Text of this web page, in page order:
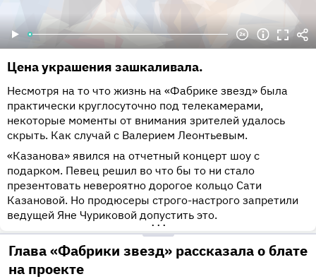
Цена украшения зашкаливала.
Несмотря на то что жизнь на «Фабрике звезд» была
практически круглосуточно под телекамерами,
некоторые моменты от внимания зрителей удалось
скрыть. Как случай с Валерием Леонтьевым.
«Казанова» явился на отчетный концерт шоу с
подарком. Певец решил во что бы то ни стало
презентовать невероятно дорогое кольцо Сати
Казановой. Но продюсеры строго-настрого запретили
ведущей Яне Чуриковой допустить это.
•••
Глава «Фабрики звезд» рассказала о блате
на проекте